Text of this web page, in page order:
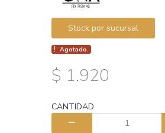
Stock por sucursal
Agotado.
$ 1.920
CANTIDAD